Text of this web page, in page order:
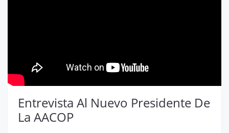
Entrevista Al Nuevo Presidente De
La AACOP